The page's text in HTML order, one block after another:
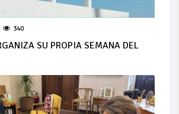
340
SU PROPIA SEMANA DEL